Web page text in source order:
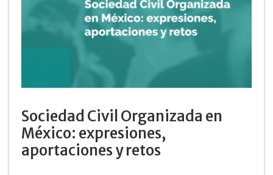
Sociedad Civil Organizada en
México: expresiones,
aportaciones y retos